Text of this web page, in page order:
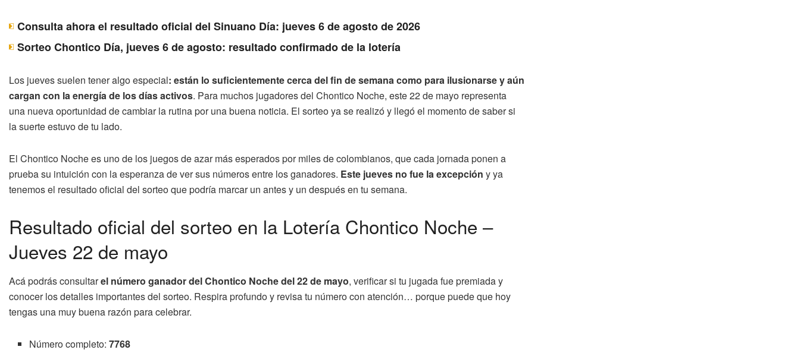
Consulta ahora el resultado oficial del Sinuano Día: jueves 6 de agosto de 2026
Sorteo Chontico Día, jueves 6 de agosto: resultado confirmado de la lotería
Los jueves suelen tener algo especial: están lo suficientemente cerca del fin de semana como para ilusionarse y aún
cargan con la energía de los días activos. Para muchos jugadores del Chontico Noche, este 22 de mayo representa
una nueva oportunidad de cambiar la rutina por una buena noticia. El sorteo ya se realizó y llegó el momento de saber si
la suerte estuvo de tu lado.
El Chontico Noche es uno de los juegos de azar más esperados por miles de colombianos, que cada jornada ponen a
prueba su intuición con la esperanza de ver sus números entre los ganadores. Este jueves no fue la excepción y ya
tenemos el resultado oficial del sorteo que podría marcar un antes y un después en tu semana.
Resultado oficial del sorteo en la Lotería Chontico Noche –
Jueves 22 de mayo
Acá podrás consultarel número ganador del Chontico Noche del 22 de mayo, verificar si tu jugada fue premiada y
conocer los detalles importantes del sorteo. Respira profundo y revisa tu número con atención… porque puede que hoy
tengas una muy buena razón para celebrar.
Número completo:7768